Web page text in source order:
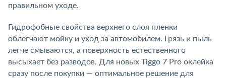
правильном уходе.
Гидрофобные свойства верхнего слоя пленки
облегчают мойку и уход за автомобилем. Грязь и пыль
легче смываются, а поверхность естественного
высыхает без разводов. Для новых Tiggo 7 Pro оклейка
сразу после покупки — оптимальное решение для